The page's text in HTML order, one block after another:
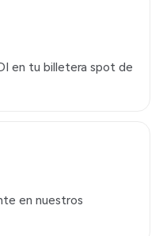
en tu billetera spot de
en nuestros